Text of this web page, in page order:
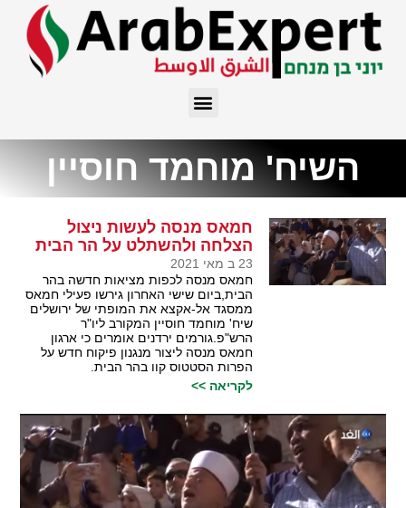
השיח' מוחמד חוסיין
חמאס מנסה לעשות ניצול
הצלחה ולהשתלט על הר הבית
23 ב מאי 2021
חמאס מנסה לכפות מציאות חדשה בהר
הבית,ביום שישי האחרון גירשו פעילי חמאס
ממסגד אל-אקצא את המופתי של ירושלים
שיח' מוחמד חוסיין המקורב ליו"ר
הרש"פ.גורמים ירדנים אומרים כי ארגון
חמאס מנסה ליצור מנגנון פיקוח חדש על
הפרות הסטטוס קוו בהר הבית.
לקריאה >>